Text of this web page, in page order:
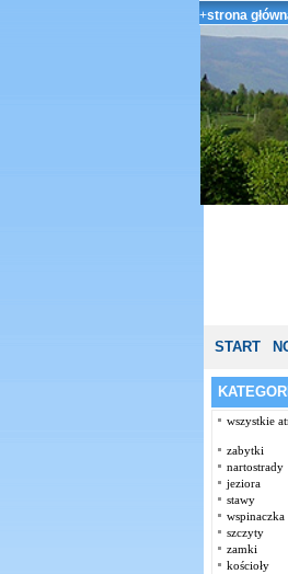
+strona
START
wszystkie
zabytki
nartostrady
jeziora
stawy
wspinaczka
szczyty
zamki
kościoły